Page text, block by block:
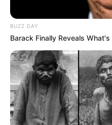
BUZZ DAY
Barack Finally Reveals